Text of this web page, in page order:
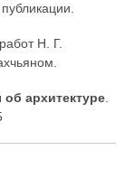
Н. Г.
архитектуре